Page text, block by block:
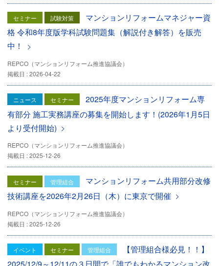
セミナー 試験対策
マンションリフォームマネジャー資
格 令和8年度版学科試験問題集（解説付き解答）を販売
中！
REPCO（マンションリフォーム推進協議会）
掲載日 : 2026-04-22
ニュース セミナー
2025年度マンションリフォーム専
有部分 施工実務講座の募集を開始します！(2026年1月5日
より受付開始)
REPCO（マンションリフォーム推進協議会）
掲載日 : 2025-12-26
セミナー 管理組合
マンションリフォーム共用部分改修
技術講座を2026年2月26日（木）に東京で開催
REPCO（マンションリフォーム推進協議会）
掲載日 : 2025-12-26
イベント セミナー 管理組合
【管理組合様必見！！】